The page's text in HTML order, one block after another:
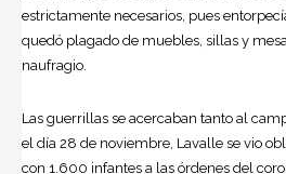
estrictamente necesarios, pues
quedó plagado de muebles, sillas y
naufragio.
Las guerrillas se acercaban tanto al
el día 28 de noviembre, Lavalle se vio
con 1.600 infantes a las órdenes del